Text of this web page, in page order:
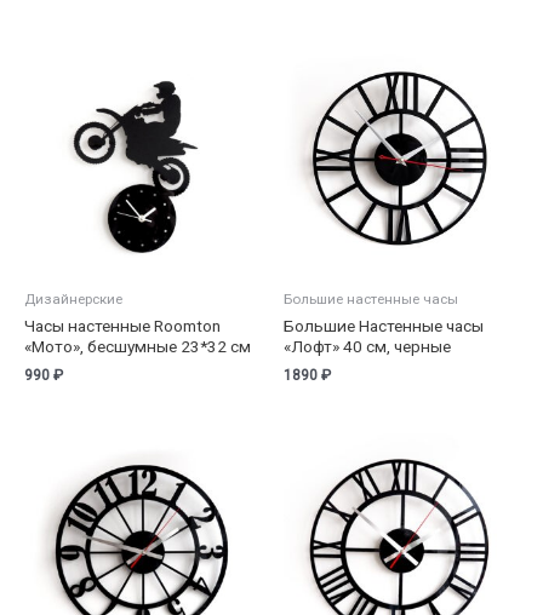
Дизайнерские
Часы настенные Roomton
«Мото», бесшумные 23*32 см
990 ₽
Большие настенные часы
Большие Настенные часы
«Лофт» 40 см, черные
1890 ₽